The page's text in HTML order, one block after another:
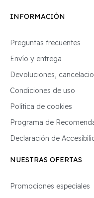
INFORMACIÓN
Preguntas frecuentes
Envío y entrega
Devoluciones,
Condiciones de uso
Política de cookies
Programa de
Declaración de
NUESTRAS OFERTAS
Promociones especiales